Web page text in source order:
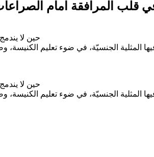
حين لا
المثلية الجنسيّة، في ضوء تعليم
حين لا
المثلية الجنسيّة، في ضوء تعليم